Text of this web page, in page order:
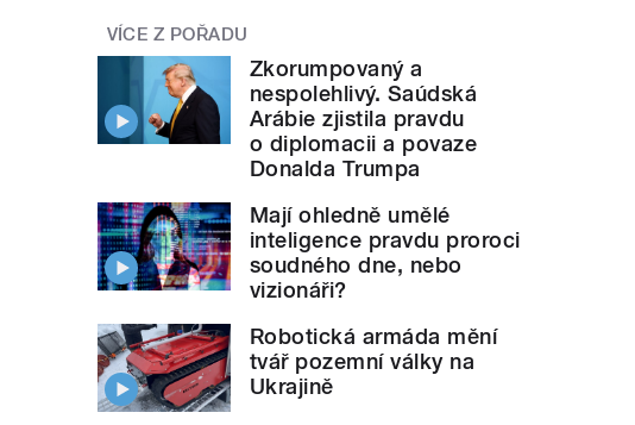
VÍCE Z POŘADU
Zkorumpovaný a
nespolehlivý. Saúdská
Arábie zjistila pravdu
o diplomacii a povaze
Donalda Trumpa
Mají ohledně umělé
inteligence pravdu proroci
soudného dne, nebo
vizionáři?
Robotická armáda mění
tvář pozemní války na
Ukrajině